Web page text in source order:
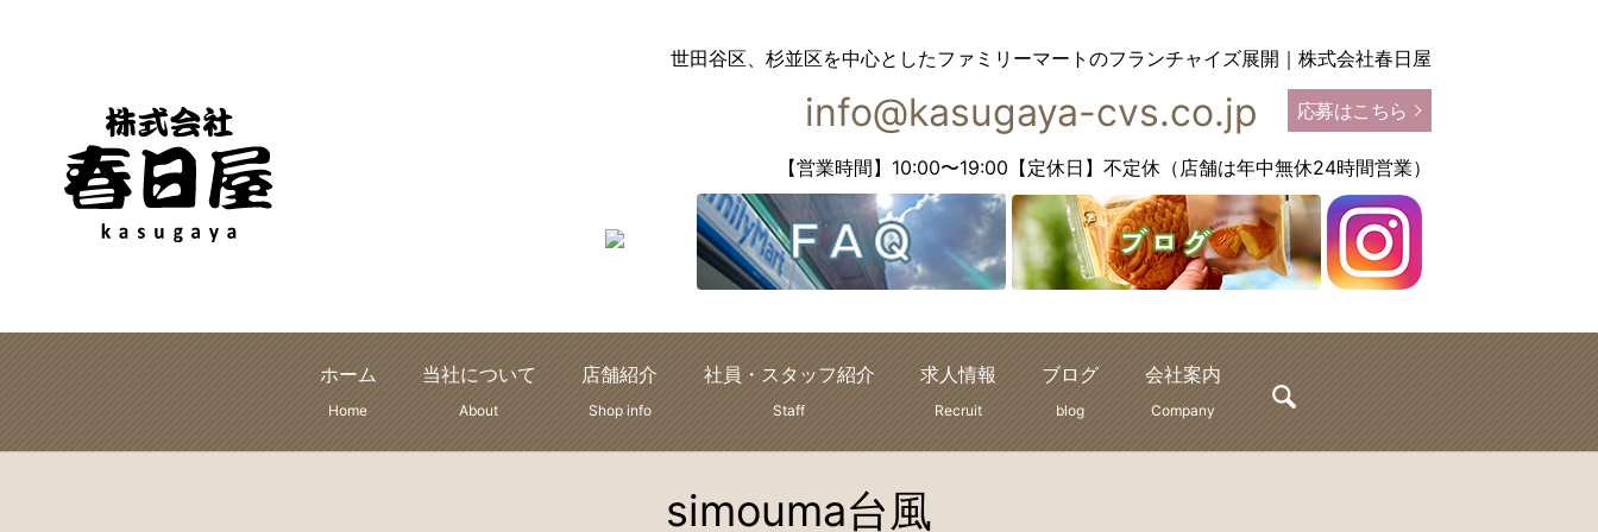
世田谷区、杉並区を中心としたファミリーマートのフランチャイズ展開｜株式会社春日屋
info@kasugaya-cvs.co.jp 応募はこちら
【営業時間】10:00〜19:00【定休日】不定休（店舗は年中無休24時間営業）
ホーム
Home
当社について
About
店舗紹介
Shop info
社員・スタッフ紹介
Staff
求人情報
Recruit
ブログ
blog
会社案内
Company search
simouma台風